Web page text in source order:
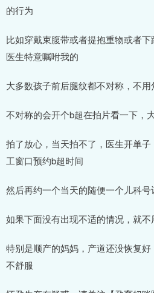
的行为
比如穿戴束腹带或者提抱重物或者
医生特意嘱咐我的
大多数孩子前后腿纹都不对称，不
不对称的会开个b超在拍片看一下，
拍了放心，当天拍不了，医生开单
工窗口预约b超时间
然后再约一个当天的随便一个儿科
如果下面没有出现不适的情况，就
特别是顺产的妈妈，产道还没恢复
不舒服